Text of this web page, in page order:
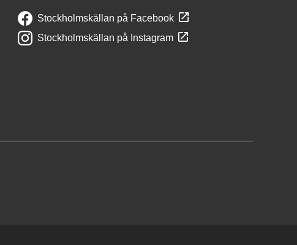
Stockholmskällan på Facebook
Stockholmskällan på Instagram